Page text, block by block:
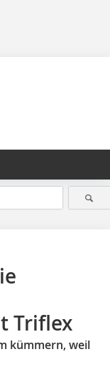
Triflex
kümmern, weil